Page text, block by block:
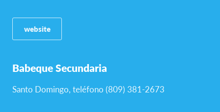
website
Babeque Secundaria
Santo Domingo, teléfono (809) 381-2673